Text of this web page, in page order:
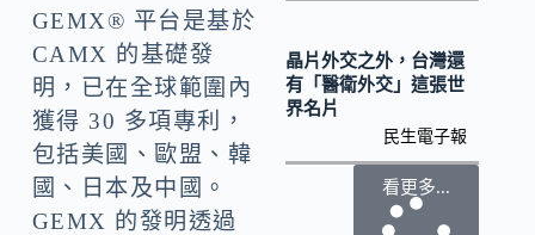
GEMX® 平台是基於
CAMX 的基礎發
明，已在全球範圍內
獲得 30 多項專利，
包括美國、歐盟、韓
國、日本及中國。
GEMX 的發明透過
晶片外交之外，台灣還
有「醫衛外交」這張世
界名片
民生電子報
看更多...